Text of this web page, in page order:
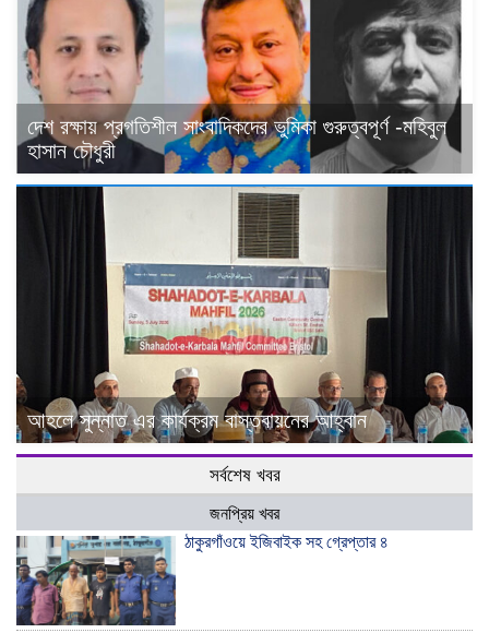
দেশ রক্ষায় প্রগতিশীল সাংবাদিকদের ভুমিকা গুরুত্বপূর্ণ -মহিবুল
হাসান চৌধুরী
আহলে সুন্নাত এর কার্যক্রম বাস্তবায়নের আহ্বান
সর্বশেষ খবর
জনপ্রিয় খবর
ঠাকুরগাঁওয়ে ইজিবাইক সহ গ্রেপ্তার ৪